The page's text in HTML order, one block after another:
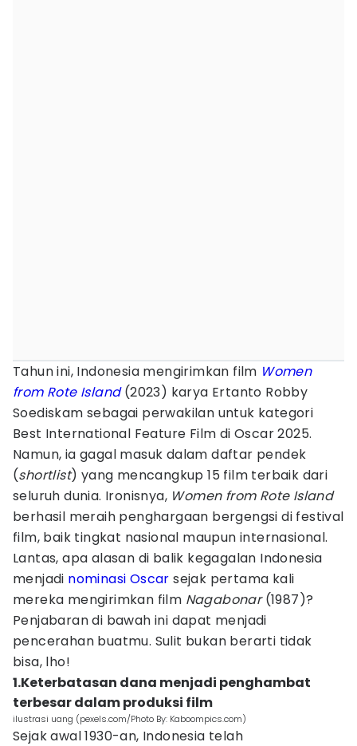
Tahun ini, Indonesia mengirimkan film Women
from Rote Island(2023) karya Ertanto Robby
Soediskam sebagai perwakilan untuk kategori
Best International Feature Film di Oscar 2025.
Namun, ia gagal masuk dalam daftar pendek
(shortlist) yang mencangkup 15 film terbaik dari
seluruh dunia. Ironisnya, Women from Rote Island
berhasil meraih penghargaan bergengsi di festival
film, baik tingkat nasional maupun internasional.
Lantas, apa alasan di balik kegagalan Indonesia
menjadi nominasi Oscar sejak pertama kali
mereka mengirimkan film Nagabonar(1987)?
Penjabaran di bawah ini dapat menjadi
pencerahan buatmu. Sulit bukan berarti tidak
bisa, lho!
1.Keterbatasan dana menjadi penghambat
terbesar dalam produksi film
ilustrasi uang (pexels.com/Photo By: Kaboompics.com)
Sejak awal 1930-an, Indonesia telah